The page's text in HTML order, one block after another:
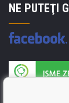
NE PUTEŢI
Producătorul